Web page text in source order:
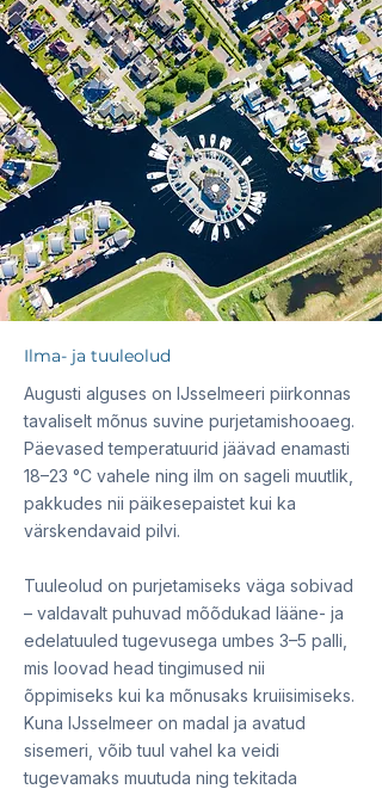
Ilma- ja tuuleolud
Augusti alguses on IJsselmeeri piirkonnas
tavaliselt mõnus suvine purjetamishooaeg.
Päevased temperatuurid jäävad enamasti
18–23 °C vahele ning ilm on sageli muutlik,
pakkudes nii päikesepaistet kui ka
värskendavaid pilvi.
Tuuleolud on purjetamiseks väga sobivad
– valdavalt puhuvad mõõdukad lääne- ja
edelatuuled tugevusega umbes 3–5 palli,
mis loovad head tingimused nii
õppimiseks kui ka mõnusaks kruiisimiseks.
Kuna IJsselmeer on madal ja avatud
sisemeri, võib tuul vahel ka veidi
tugevamaks muutuda ning tekitada